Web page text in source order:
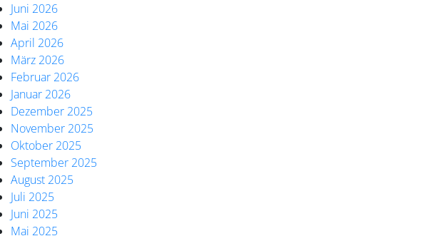
Juni 2026
Mai 2026
April 2026
März 2026
Februar 2026
Januar 2026
Dezember 2025
November 2025
Oktober 2025
September 2025
August 2025
Juli 2025
Juni 2025
Mai 2025